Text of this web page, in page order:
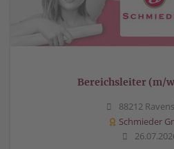
Bereichsleiter (m/
88212
Schmieder